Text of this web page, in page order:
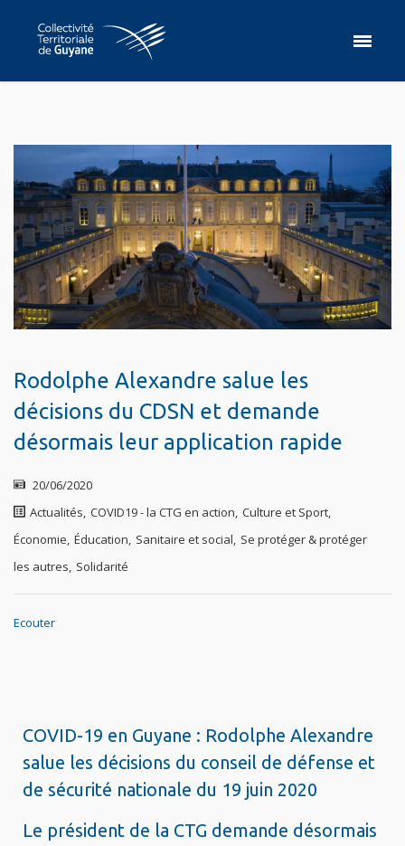
Rodolphe Alexandre salue les
décisions du CDSN et demande
désormais leur application rapide
20/06/2020
Actualités, COVID19 - la CTG en action, Culture et Sport,
Économie, Éducation, Sanitaire et social, Se protéger & protéger
les autres, Solidarité
Ecouter
COVID-19 en Guyane : Rodolphe Alexandre
salue les décisions du conseil de défense et
de sécurité nationale du 19 juin 2020
Le président de la CTG demande désormais